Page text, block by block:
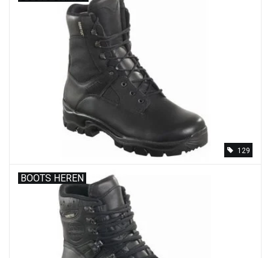
Boots and Goods Blog !
129
BOOTS HEREN